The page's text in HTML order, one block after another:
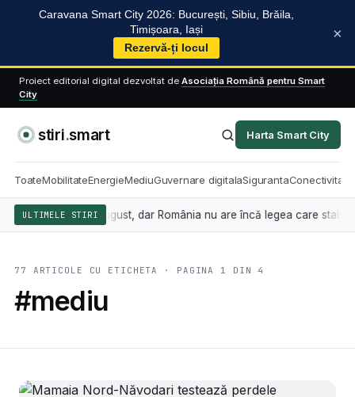
Caravana Smart City 2026: București, Sibiu, Brăila,
Timișoara, Iași
Rezervă-ți locul
×
Proiect editorial digital dezvoltat de Asociația Română pentru Smart
City
stiri.smart Harta Smart City
ToateMobilitateEnergieMediuGuvernare digitalaSigurantaConectivitate
ULTIMELE STIRI
august, dar România nu are încă legea care stabilește cine
77 ARTICOLE CU ETICHETA · PAGINA 1 DIN 4
#mediu